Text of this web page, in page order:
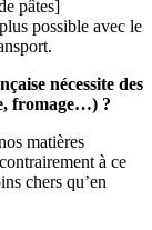
pâtes]
possible avec le
nécessite des
fromage…) ?
matières
à ce
chers qu’en